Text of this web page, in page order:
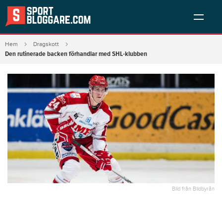
Hem Dragskott
Den rutinerade backen förhandlar med SHL-klubben
Bild från Bildbyrån